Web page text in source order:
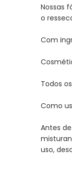
Nossas
o
Com
Todos
Como
Antes
uso,